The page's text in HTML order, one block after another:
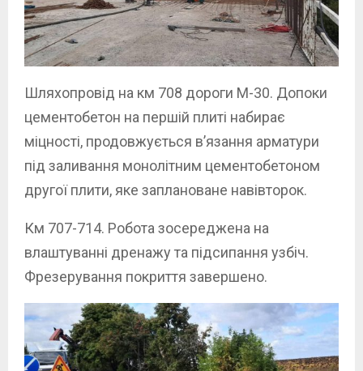
Шляхопровід на км 708 дороги М-30. Допоки
цементобетон на першій плиті набирає
міцності, продовжується в’язання арматури
під заливання монолітним цементобетоном
другої плити, яке заплановане навівторок.
Км 707-714. Робота зосереджена на
влаштуванні дренажу та підсипання узбіч.
Фрезерування покриття завершено.